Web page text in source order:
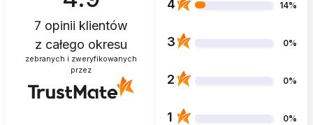
7 opinii klientów
z całego okresu
zebranych i zweryfikowanych
przez
4 14%
3 0%
2 0%
1 0%